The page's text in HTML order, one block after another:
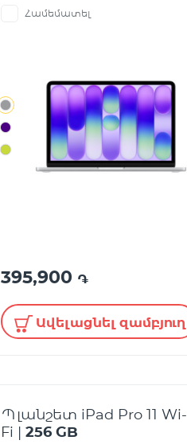
Համեմատել
395,900 ֏
Ավելացնել զամբյուղ
Պլանշետ iPad Pro 11 Wi-
Fi | 256 GB